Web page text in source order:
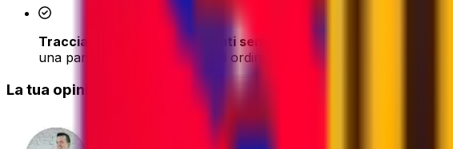
Tracciamento e aggiornamenti semplificati tramite la nostra
una panoramica chiara dei tuoi ordini
La tua opinione conta